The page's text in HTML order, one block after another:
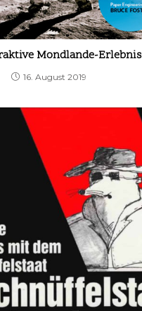
Mondlande-Erlebnis
16. August 2019